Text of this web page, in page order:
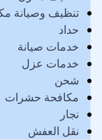
تنظيف وصيانة
حداد
خدمات صيانة
خدمات عزل
شحن
مكافحة حشرات
نجار
نقل العفش